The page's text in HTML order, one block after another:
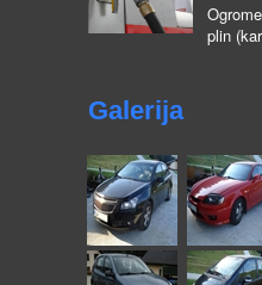
plin
Galerija